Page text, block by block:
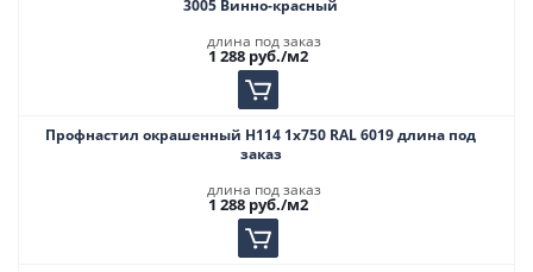
3005 Винно-красный
длина под заказ
1 288руб./м2
Профнастил окрашенный Н114 1х750 RAL 6019 длина под
заказ
длина под заказ
1 288руб./м2